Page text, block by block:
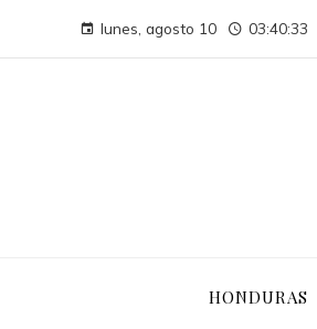
lunes, agosto 10 03:40:34
HONDURAS